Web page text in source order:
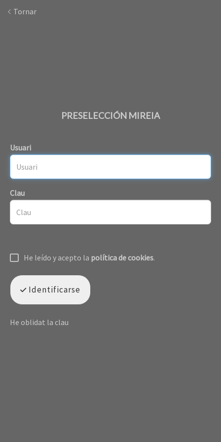
Tornar
PRESELECCIÓN MIREIA
Usuari
Clau
He leído y acepto la política de cookies.
Identificarse
He oblidat la clau